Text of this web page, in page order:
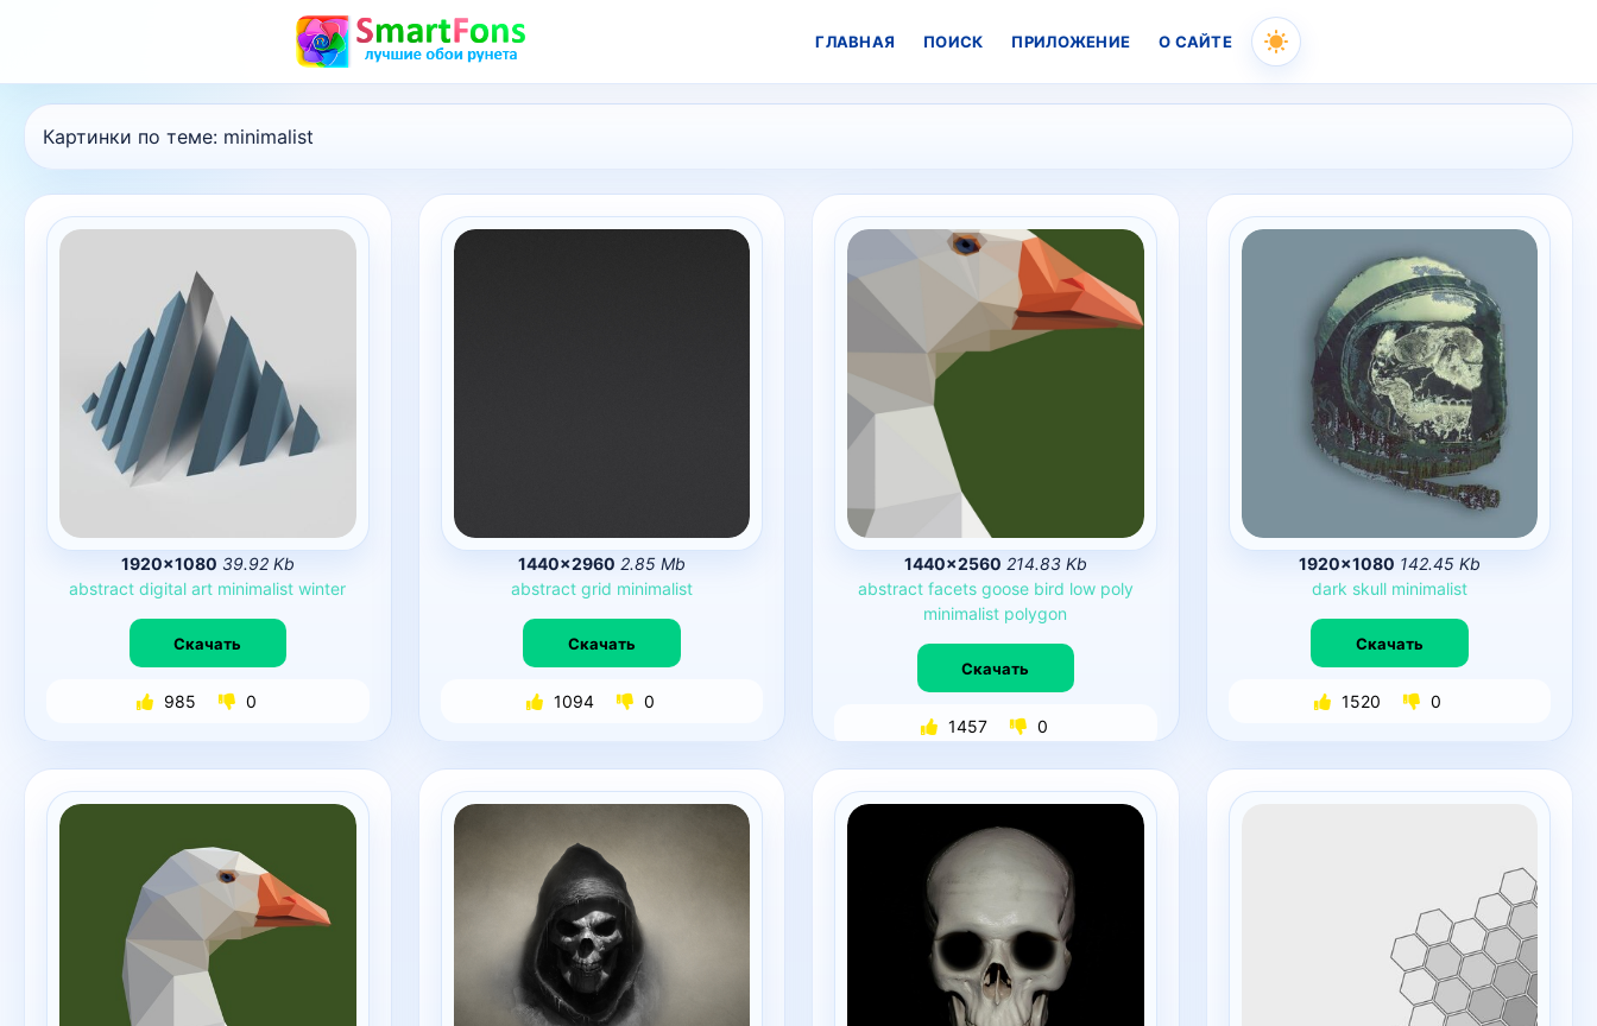
to
ГЛАВНАЯ ПОИСК ПРИЛОЖЕНИЕ О САЙТЕ
Картинки по теме: minimalist
1920×1080 39.92 Kb
abstract digital art minimalist winter
Скачать
985 0
1440×2960 2.85 Mb
abstract grid minimalist
Скачать
1094 0
1440×2560 214.83 Kb
abstract facets goose bird low poly
minimalist polygon
Скачать
1457 0
1920×1080 142.45 Kb
dark skull minimalist
Скачать
1520 0